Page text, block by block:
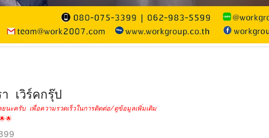
เวิร์คกรุ๊ป
นะครับ เพื่อความรวดเร็วในการติดต่อ/ดูข้อมูลเพิ่มเติม